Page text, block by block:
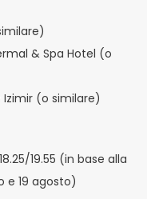
& Spa Hotel (o
Izimir (o similare)
19.55 (in base alla
e 19 agosto)